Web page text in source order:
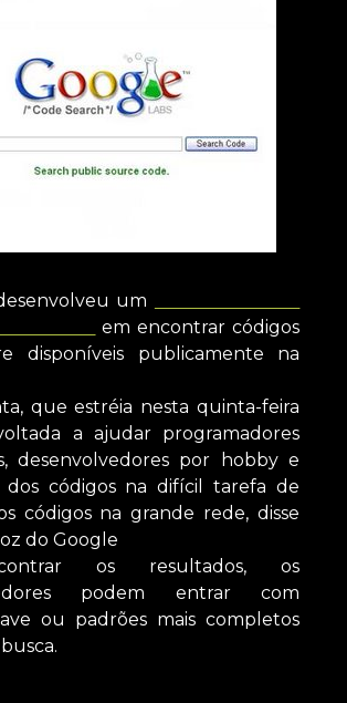
um
em encontrar códigos
disponíveis publicamente na
que estréia nesta quinta-feira
a ajudar programadores
desenvolvedores por hobby e
dos códigos na difícil tarefa de
códigos na grande rede, disse
do Google
os resultados, os
podem entrar com
ou padrões mais completos